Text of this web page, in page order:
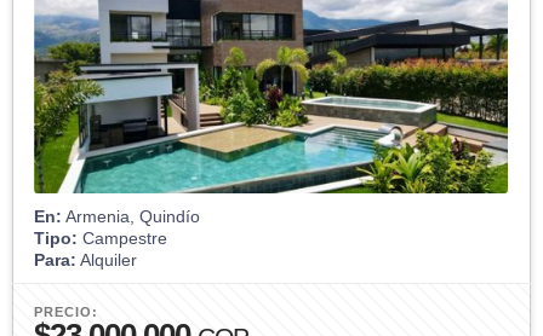
En: Armenia, Quindío
Tipo: Campestre
Para: Alquiler
PRECIO: